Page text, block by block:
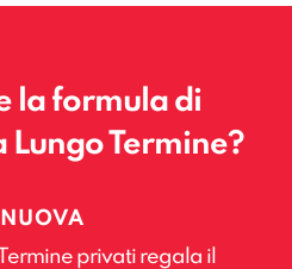
la formula di
Lungo Termine?
privati regala il